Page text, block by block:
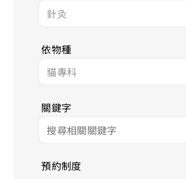
依物種
關鍵字
預約制度